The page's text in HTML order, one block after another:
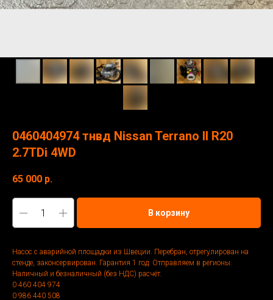
0460404974 тнвд Nissan Terrano II R20
2.7TDi 4WD
65 000 р.
В корзину
Насос с аварийной площадки из Швеции. Перебран, отрегулирован на
стенде, законсервирован. Гарантия 1 год. Отправляем в регионы.
Наличный и безналичный (без НДС) расчёт.
0 460 404 974
0 986 440 508